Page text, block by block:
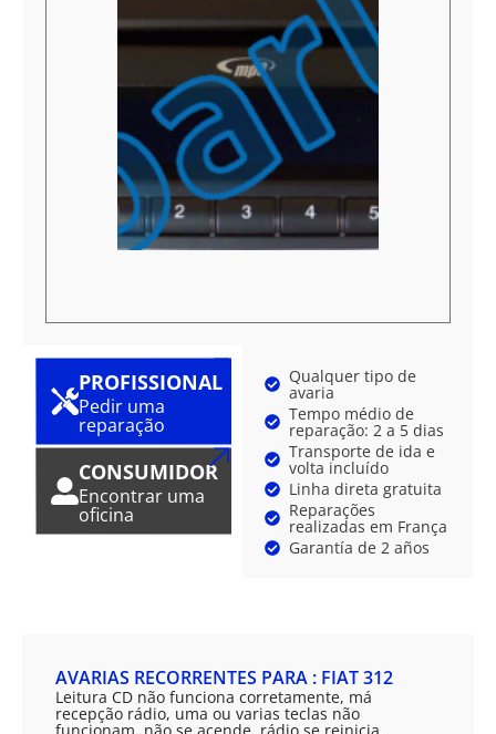
PROFISSIONAL
Pedir uma
reparação
CONSUMIDOR
Encontrar uma
oficina
Qualquer tipo de
avaria
Tempo médio de
reparação: 2 a 5 dias
Transporte de ida e
volta incluído
Linha direta gratuita
Reparações
realizadas em França
Garantía de 2 años
AVARIAS RECORRENTES PARA : FIAT 312
Leitura CD não funciona corretamente, má
recepção rádio, uma ou varias teclas não